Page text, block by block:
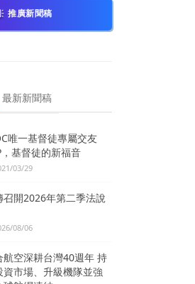
推廣新聞稿
最新新聞稿
唯一基督徒專屬交友
，基督徒的新福音
03/29
召開2026年第二季法說
08/06
航空深耕台灣40週年 持
資市場、升級機隊並強